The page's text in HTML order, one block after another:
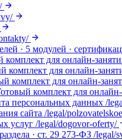
· 5 модулей ·
комплект для онлайн-
комплект для онлайн-
комплект для онлайн-
комплект для
персональных данных /
сайта /legal/
услуг /legal/dogovor-oferty/
· ст. 29 273-ФЗ /legal/